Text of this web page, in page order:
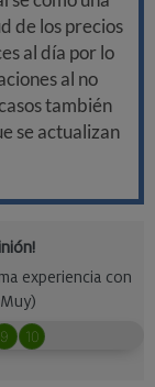
de los precios
al día por lo
al no
también
se actualizan